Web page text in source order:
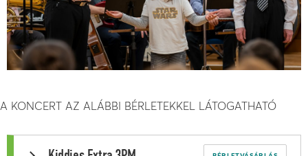
A KONCERT AZ ALÁBBI BÉRLETEKKEL LÁTOGATHATÓ